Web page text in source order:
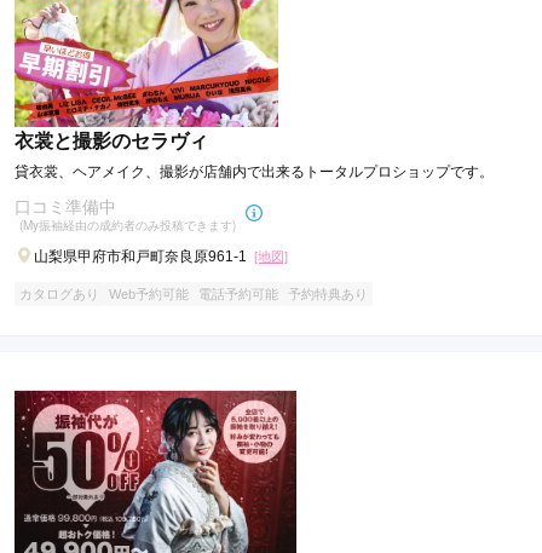
衣裳と撮影のセラヴィ
貸衣裳、ヘアメイク、撮影が店舗内で出来るトータルプロショップです。
口コミ準備中
(My振袖経由の成約者のみ投稿できます)
山梨県甲府市和戸町奈良原961-1 [地図]
カタログあり Web予約可能 電話予約可能 予約特典あり